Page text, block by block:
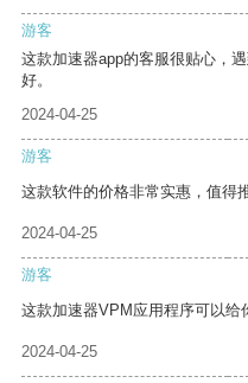
游客
这款加速器app的客服很贴心，
好。
2024-04-25
游客
这款软件的价格非常实惠，值得
2024-04-25
游客
这款加速器VPM应用程序可以给
2024-04-25